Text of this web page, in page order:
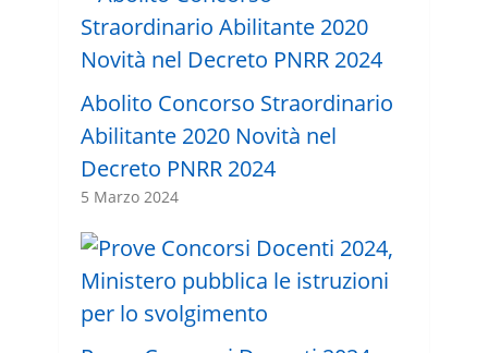
Abolito Concorso Straordinario
Abilitante 2020 Novità nel
Decreto PNRR 2024
5 Marzo 2024